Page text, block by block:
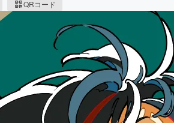
QRコード